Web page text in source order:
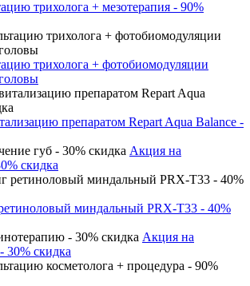
трихолога + мезотерапия - 90%
трихолога + фотобиомодуляции
препаратом Repart Aqua Balance -
Акция на
скидка
миндальный PRX-T33 - 40%
Акция на
30% скидка